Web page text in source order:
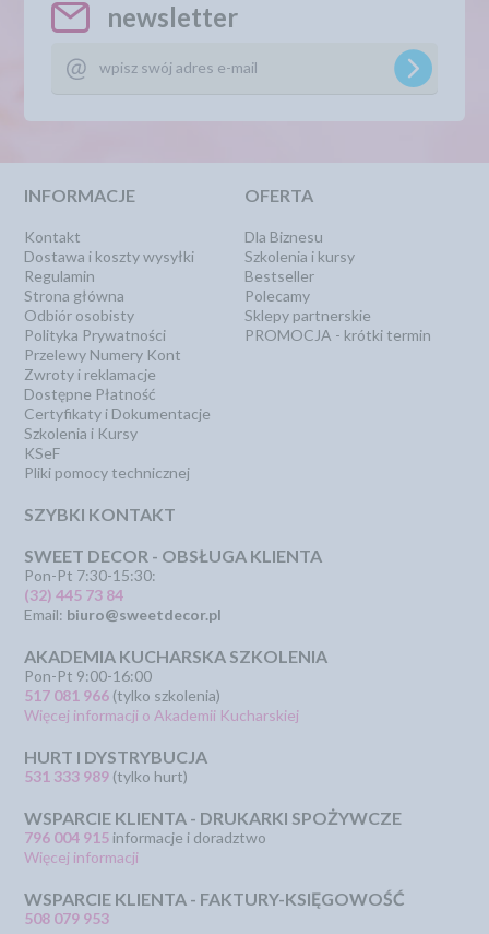
newsletter
INFORMACJE
Kontakt
Dostawa i koszty wysyłki
Regulamin
Strona główna
Odbiór osobisty
Polityka Prywatności
Przelewy Numery Kont
Zwroty i reklamacje
Dostępne Płatność
Certyfikaty i Dokumentacje
Szkolenia i Kursy
KSeF
Pliki pomocy technicznej
OFERTA
Dla Biznesu
Szkolenia i kursy
Bestseller
Polecamy
Sklepy partnerskie
PROMOCJA - krótki termin
SZYBKI KONTAKT
SWEET DECOR - OBSŁUGA KLIENTA
Pon-Pt 7:30-15:30:
(32) 445 73 84
Email: biuro@sweetdecor.pl
AKADEMIA KUCHARSKA SZKOLENIA
Pon-Pt 9:00-16:00
517 081 966 (tylko szkolenia)
Więcej informacji o Akademii Kucharskiej
HURT I DYSTRYBUCJA
531 333 989 (tylko hurt)
WSPARCIE KLIENTA - DRUKARKI SPOŻYWCZE
796 004 915 informacje i doradztwo
Więcej informacji
WSPARCIE KLIENTA - FAKTURY-KSIĘGOWOŚĆ
508 079 953